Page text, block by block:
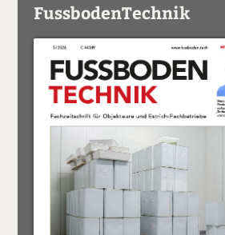
FussbodenTechnik